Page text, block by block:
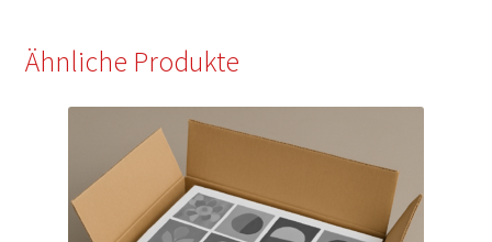
Ähnliche Produkte